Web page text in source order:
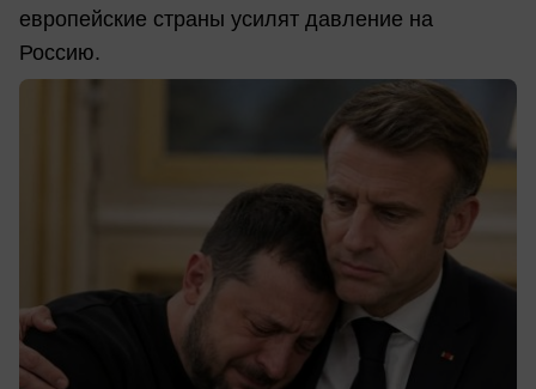
европейские страны усилят давление на
Россию.